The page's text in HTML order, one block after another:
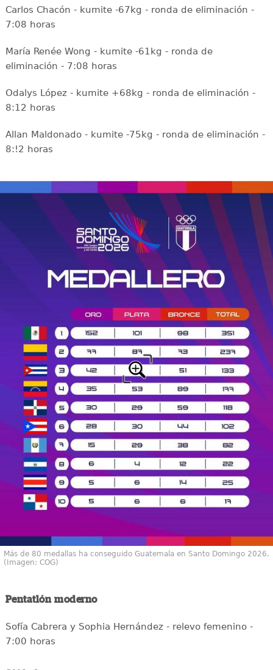
Carlos Chacón - kumite -67kg - ronda de eliminación -
7:08 horas
María Renée Wong - kumite -61kg - ronda de
eliminación - 7:08 horas
Odalys López - kumite +68kg - ronda de eliminación -
8:12 horas
Allan Maldonado - kumite -75kg - ronda de eliminación -
8:!2 horas
Más de 80 medallas ha conseguido Guatemala en Santo Domingo 2026.
(Imagen: COG)
Pentatlón moderno
Sofía Cabrera y Sophia Hernández - relevo femenino -
7:00 horas